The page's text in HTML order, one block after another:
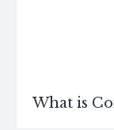
What is